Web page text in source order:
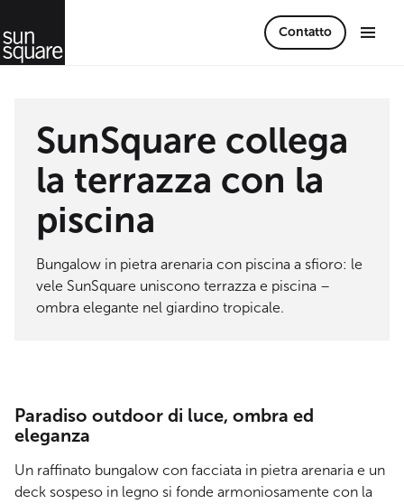
Contatto
SunSquare collega
la terrazza con la
piscina
Bungalow in pietra arenaria con piscina a sfioro: le
vele SunSquare uniscono terrazza e piscina –
ombra elegante nel giardino tropicale.
Paradiso outdoor di luce, ombra ed
eleganza
Un raffinato bungalow con facciata in pietra arenaria e un
deck sospeso in legno si fonde armoniosamente con la